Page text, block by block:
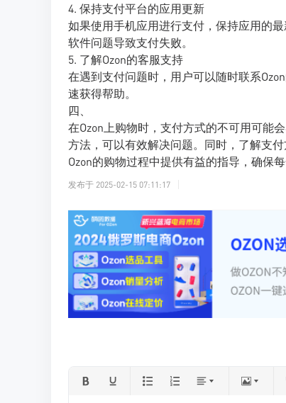
4. 保持支付平台的应用更新
如果使用手机应用进行支付，保持应用的
软件问题导致支付失败。
5. 了解Ozon的客服支持
在遇到支付问题时，用户可以随时联系
速获得帮助。
四、
在Ozon上购物时，支付方式的不可用可能
方法，可以有效解决问题。同时，了解支
Ozon的购物过程中提供有益的指导，确保
发布于 2025-02-15 07:11:17